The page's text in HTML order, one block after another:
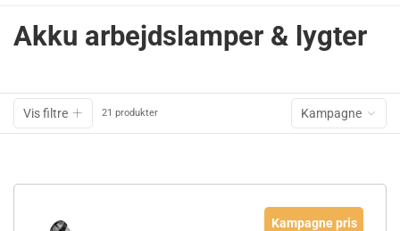
Akku arbejdslamper & lygter
Vis filtre 21 produkter Kampagne
Kampagne pris